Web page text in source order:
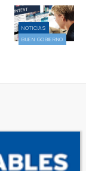
NOTICIAS
BUEN GOBIERNO